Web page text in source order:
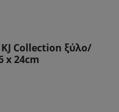
Collection ξύλο/
x 24cm